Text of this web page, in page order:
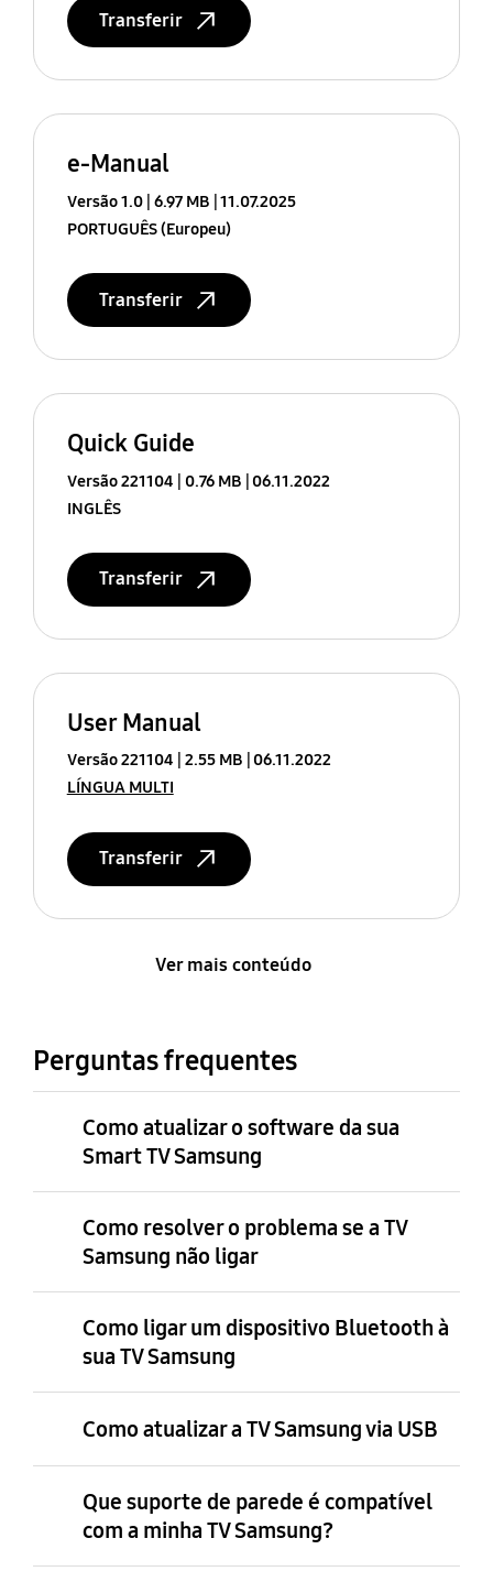
Transferir
e-Manual
Versão 1.0 6.97 MB 11.07.2025
PORTUGUÊS (Europeu)
Transferir
Quick Guide
Versão 221104 0.76 MB
06.11.2022
INGLÊS
Transferir
User Manual
Versão 221104 2.55 MB
06.11.2022
LÍNGUA MULTI
Transferir
Ver mais conteúdo
Perguntas frequentes
Como atualizar o software da sua
Smart TV Samsung
Como resolver o problema se a TV
Samsung não ligar
Como ligar um dispositivo Bluetooth à
sua TV Samsung
Como atualizar a TV Samsung via USB
Que suporte de parede é compatível
com a minha TV Samsung?